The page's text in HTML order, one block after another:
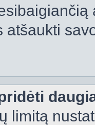
atšaukti
limitą